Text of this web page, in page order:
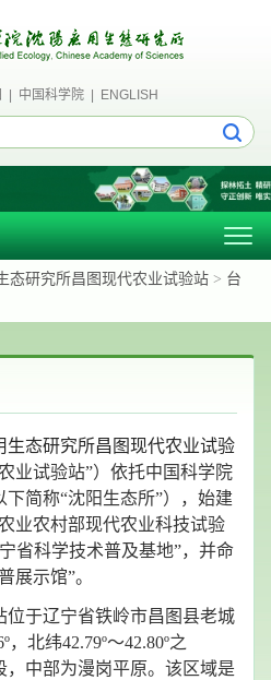
中国科学院| ENGLISH
态研究所昌图现代农业试验站 > 台
生态研究所昌图现代农业试验
业试验站”）依托中国科学院
下简称“沈阳生态所”），始建
业农村部现代农业科技试验
省科学技术普及基地”，并命
展示馆”。
位于辽宁省铁岭市昌图县老城
，北纬42.79º～42.80º之
，中部为漫岗平原。该区域是